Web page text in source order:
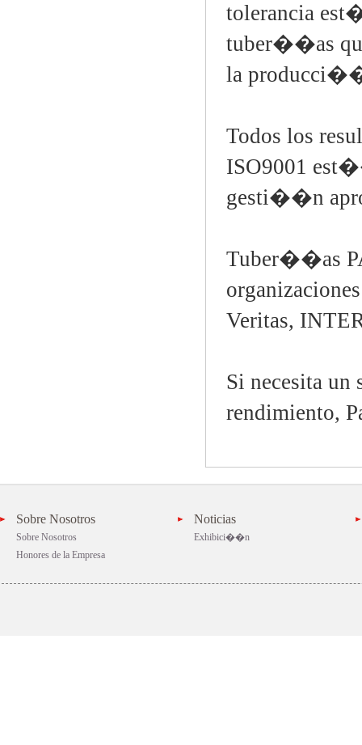
tolerancia
tuber��as
la
Todos los
ISO9001
gesti��n
Tuber��as
Veritas,
Si necesita
rendimiento,
Sobre Nosotros
Sobre Nosotros
Honores de la Empresa
Noticias
Exhibici��n